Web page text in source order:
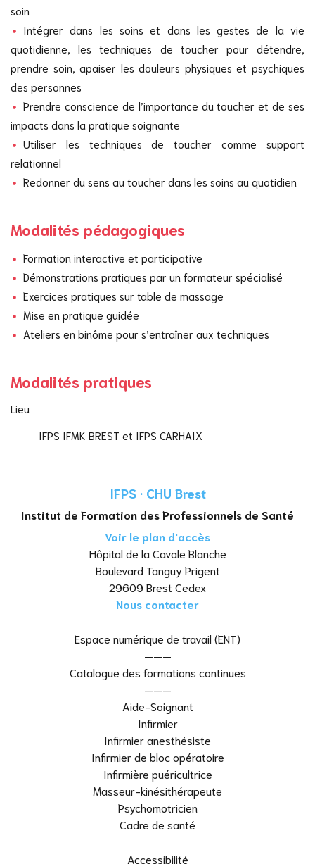
soin
Intégrer dans les soins et dans les gestes de la vie
quotidienne, les techniques de toucher pour détendre,
prendre soin, apaiser les douleurs physiques et psychiques
des personnes
Prendre conscience de l’importance du toucher et de ses
impacts dans la pratique soignante
Utiliser les techniques de toucher comme support
relationnel
Redonner du sens au toucher dans les soins au quotidien
Modalités pédagogiques
Formation interactive et participative
Démonstrations pratiques par un formateur spécialisé
Exercices pratiques sur table de massage
Mise en pratique guidée
Ateliers en binôme pour s’entraîner aux techniques
Modalités pratiques
Lieu
IFPS IFMK BREST et IFPS CARHAIX
IFPS · CHU Brest
Institut de Formation des Professionnels de Santé
Voir le plan d'accès
Hôpital de la Cavale Blanche
Boulevard Tanguy Prigent
29609 Brest Cedex
Nous contacter
Espace numérique de travail (ENT)
———
Catalogue des formations continues
———
Aide-Soignant
Infirmier
Infirmier anesthésiste
Infirmier de bloc opératoire
Infirmière puéricultrice
Masseur-kinésithérapeute
Psychomotricien
Cadre de santé
Accessibilité